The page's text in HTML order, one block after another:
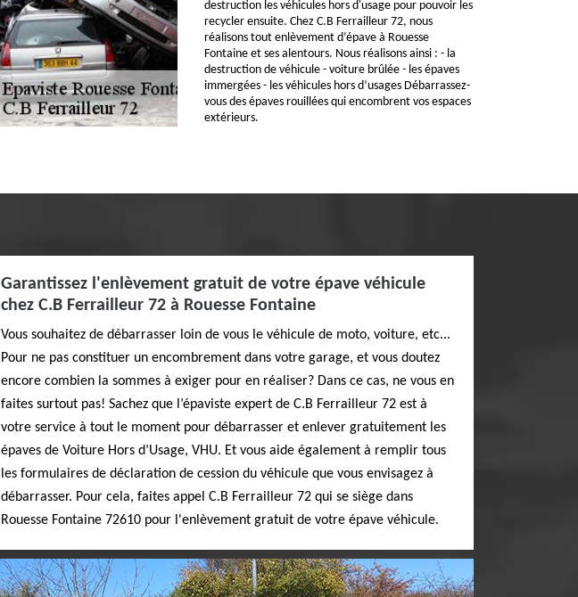
destruction les véhicules hors d'usage pour pouvoir les
recycler ensuite. Chez C.B Ferrailleur 72, nous
réalisons tout enlèvement d’épave à Rouesse
Fontaine et ses alentours. Nous réalisons ainsi : - la
destruction de véhicule - voiture brûlée - les épaves
immergées - les véhicules hors d’usages Débarrassez-
vous des épaves rouillées qui encombrent vos espaces
extérieurs.
Garantissez l'enlèvement gratuit de votre épave véhicule
chez C.B Ferrailleur 72 à Rouesse Fontaine
Vous souhaitez de débarrasser loin de vous le véhicule de moto, voiture, etc...
Pour ne pas constituer un encombrement dans votre garage, et vous doutez
encore combien la sommes à exiger pour en réaliser? Dans ce cas, ne vous en
faites surtout pas! Sachez que l’épaviste expert de C.B Ferrailleur 72 est à
votre service à tout le moment pour débarrasser et enlever gratuitement les
épaves de Voiture Hors d’Usage, VHU. Et vous aide également à remplir tous
les formulaires de déclaration de cession du véhicule que vous envisagez à
débarrasser. Pour cela, faites appel C.B Ferrailleur 72 qui se siège dans
Rouesse Fontaine 72610 pour l'enlèvement gratuit de votre épave véhicule.